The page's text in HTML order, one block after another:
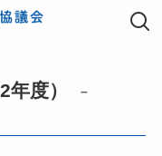
度）
–